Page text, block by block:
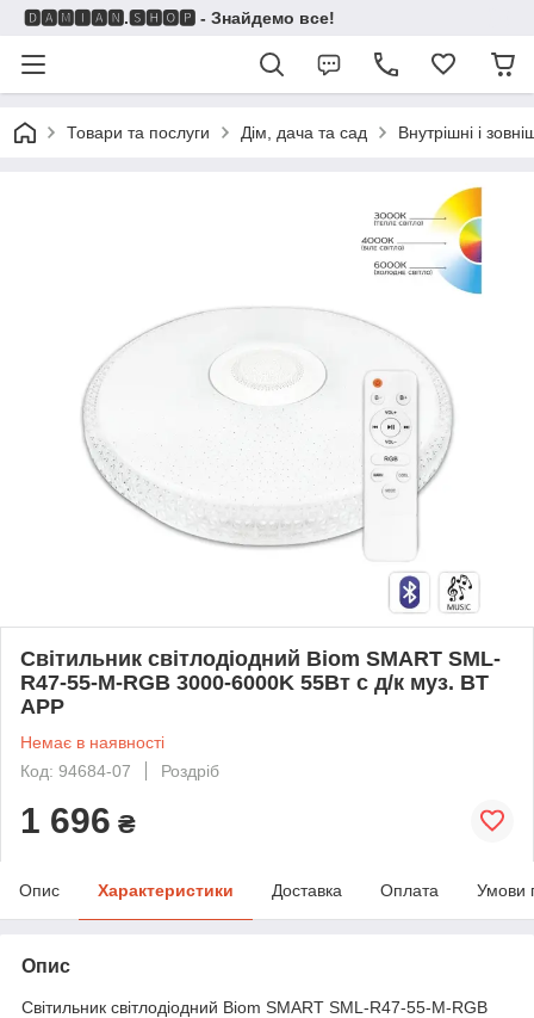
🅳🅰🅼🅸🅰🅽.🆂🅷🅾🅿 - Знайдемо все!
Товари та послуги Дім, дача та сад Внутрішні і
Світильник світлодіодний Biom SMART SML-
R47-55-M-RGB 3000-6000K 55Вт с д/к муз. BT
APP
Немає в наявності
Код: 94684-07
Роздріб
1 696 ₴
Опис Характеристики Доставка Оплата Умови
Опис
Світильник світлодіодний Biom SMART SML-R47-55-M-RGB